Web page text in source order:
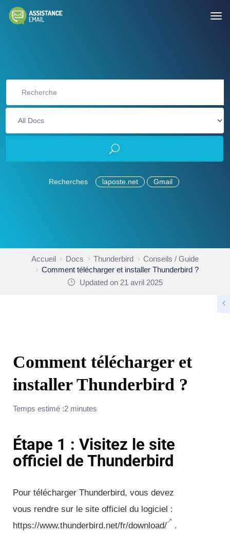
Recherches laposte.net Gmail
Accueil Docs Thunderbird
Conseils / Guide
Comment télécharger et installer Thunderbird ?
Updated on 21 avril 2025
Comment télécharger et
installer Thunderbird ?
Temps estimé :2 minutes
Étape 1 : Visitez le site
officiel de Thunderbird
Pour télécharger Thunderbird, vous devez
vous rendre sur le site officiel du logiciel :
https://www.thunderbird.net/fr/download/
.